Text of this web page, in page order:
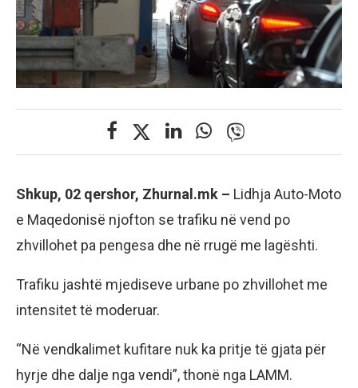
Shkup, 02 qershor, Zhurnal.mk – Lidhja Auto-Moto
e Maqedonisë njofton se trafiku në vend po
zhvillohet pa pengesa dhe në rrugë me lagështi.
Trafiku jashtë mjediseve urbane po zhvillohet me
intensitet të moderuar.
“Në vendkalimet kufitare nuk ka pritje të gjata për
hyrje dhe dalje nga vendi”, thonë nga LAMM.